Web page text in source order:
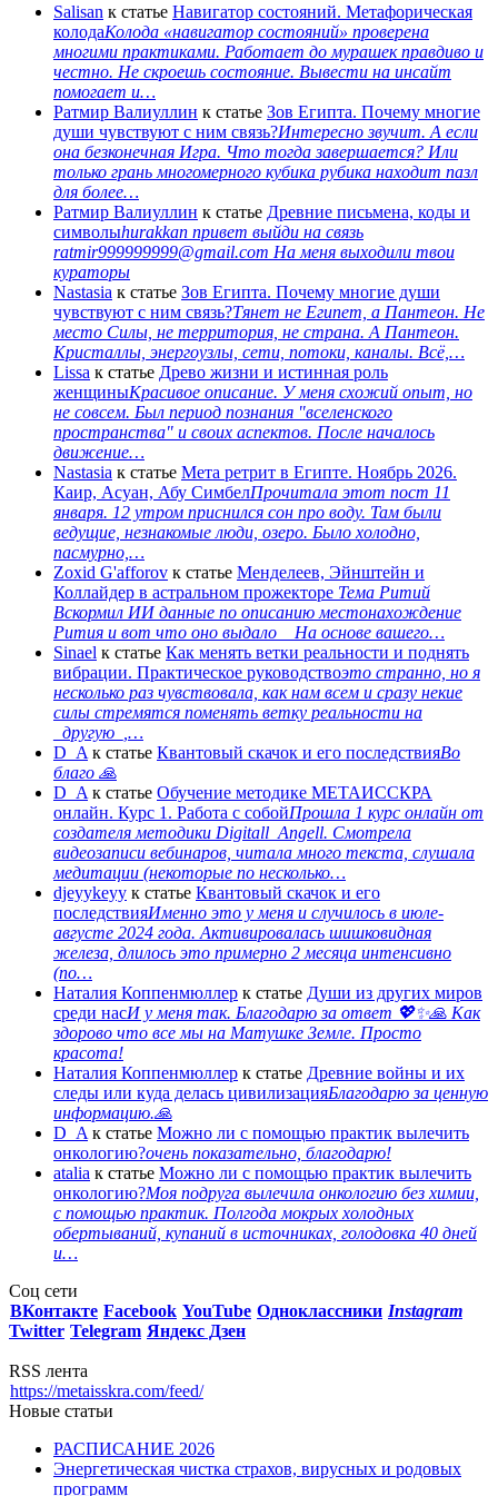
Salisan к статье Навигатор состояний. Метафорическая
колодаКолода «навигатор состояний» проверена
многими практиками. Работает до мурашек правдиво и
честно. Не скроешь состояние. Вывести на инсайт
помогает и…
Ратмир Валиуллин к статье Зов Египта. Почему многие
души чувствуют с ним связь?Интересно звучит. А если
она безконечная Игра. Что тогда завершается? Или
только грань многомерного кубика рубика находит пазл
для более…
Ратмир Валиуллин к статье Древние письмена, коды и
символыhurakkan привет выйди на связь
ratmir999999999@gmail.com На меня выходили твои
кураторы
Nastasia к статье Зов Египта. Почему многие души
чувствуют с ним связь?Тянет не Египет, а Пантеон. Не
место Силы, не территория, не страна. А Пантеон.
Кристаллы, энергоузлы, сети, потоки, каналы. Всё,…
Lissa к статье Древо жизни и истинная роль
женщиныКрасивое описание. У меня схожий опыт, но
не совсем. Был период познания "вселенского
пространства" и своих аспектов. После началось
движение…
Nastasia к статье Мета ретрит в Египте. Ноябрь 2026.
Каир, Асуан, Абу СимбелПрочитала этот пост 11
января. 12 утром приснился сон про воду. Там были
ведущие, незнакомые люди, озеро. Было холодно,
пасмурно,…
Zoxid G'afforov к статье Менделеев, Эйнштейн и
Коллайдер в астральном прожекторе Тема Ритий
Вскормил ИИ данные по описанию местонахождение
Рития и вот что оно выдало На основе вашего…
Sinael к статье Как менять ветки реальности и поднять
вибрации. Практическое руководствоэто странно, но я
несколько раз чувствовала, как нам всем и сразу некие
силы стремятся поменять ветку реальности на
_другую_,…
D_A к статье Квантовый скачок и его последствияВо
благо 🙏
D_A к статье Обучение методике МЕТАИССКРА
онлайн. Курс 1. Работа с собойПрошла 1 курс онлайн от
создателя методики Digitall_Angell. Смотрела
видеозаписи вебинаров, читала много текста, слушала
медитации (некоторые по несколько…
djeyykeyy к статье Квантовый скачок и его
последствияИменно это у меня и случилось в июле-
августе 2024 года. Активировалась шишковидная
железа, длилось это примерно 2 месяца интенсивно
(по…
Наталия Коппенмюллер к статье Души из других миров
среди насИ у меня так. Благодарю за ответ 💖✨️🙏 Как
здорово что все мы на Матушке Земле. Просто
красота!
Наталия Коппенмюллер к статье Древние войны и их
следы или куда делась цивилизацияБлагодарю за ценную
информацию.🙏
D_A к статье Можно ли с помощью практик вылечить
онкологию?очень показательно, благодарю!
atalia к статье Можно ли с помощью практик вылечить
онкологию?Моя подруга вылечила онкологию без химии,
с помощью практик. Полгода мокрых холодных
обертываний, купаний в источниках, голодовка 40 дней
и…
Соц сети
ВКонтакте Facebook YouTube Одноклассники Instagram
Twitter Telegram Яндекс Дзен
RSS лента
https://metaisskra.com/feed/
Новые статьи
РАСПИСАНИЕ 2026
Энергетическая чистка страхов, вирусных и родовых
программ